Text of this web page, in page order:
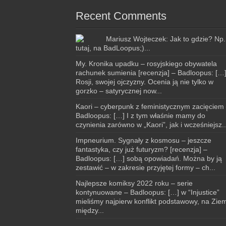
Recent Comments
Mariusz Wojteczek: Jak to gdzie? Np.
tutaj, na BadLoopus;)...
My. Kronika upadku – rosyjskiego obywatela
rachunek sumienia [recenzja] – Badloopus: […]
Rosji, swojej ojczyzny. Ocenia ją nie tylko w
gorzko – satyrycznej now...
Kaori – cyberpunk z feministycznym zacięciem
Badloopus: […] I z tym właśnie mamy do
czynienia zarówno w „Kaori”, jak i
Impneurium. Sygnały z kosmosu – jeszcze
fantastyka, czy już futuryzm? [recenzja] –
Badloopus: […] sobą opowiadań. Można by ją
zestawić – w zakresie przyjętej formy – ch...
Najlepsze komiksy 2022 roku – serie
kontynuowane – Badloopus: […] w “Injustice”
mieliśmy najpierw konflikt podstawowy, na
między...